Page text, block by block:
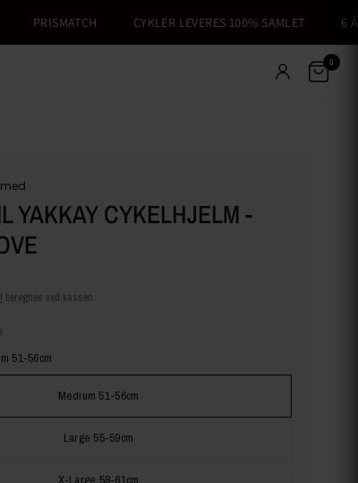
PRISMATCH CYKLER LEVERES 100% SAMLET 6
0
YAKKAY CYKELHJELM -
beregnes ved kassen.
51-56cm
Medium 51-56cm
Large 55-59cm
X-Large 58-61cm